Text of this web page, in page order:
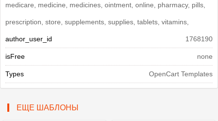
medicare, medicine, medicines, ointment, online, pharmacy, pills,
prescription, store, supplements, supplies, tablets, vitamins,
author_user_id 1768190
isFree none
Types OpenCart Templates
ЕЩЕ ШАБЛОНЫ